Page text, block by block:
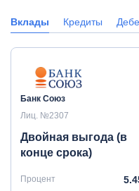
Вклады Кредиты
Банк Союз
Лиц. №2307
Двойная выгода (в
конце срока)
Процент